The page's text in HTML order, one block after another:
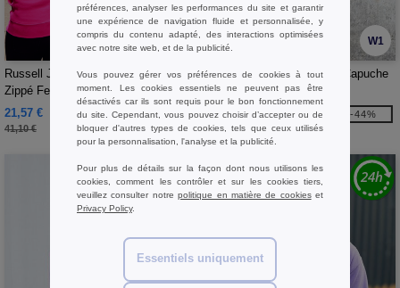
W1
Russell JZ66F - Sweat Capuche
Zippé Femme Authentique
21,57 €
41,10 €
-48%
W1
Pen Duick PK430 - Sweat Capuche
Grand Zip Homme
39,31 €
69,90 €
-44%
préférences, analyser les performances du site et garantir
une expérience de navigation fluide et personnalisée, y
compris du contenu adapté, des interactions optimisées
avec notre site web, et de la publicité.
Vous pouvez gérer vos préférences de cookies à tout
moment. Les cookies essentiels ne peuvent pas être
désactivés car ils sont requis pour le bon fonctionnement
du site. Cependant, vous pouvez choisir d’accepter ou de
bloquer d'autres types de cookies, tels que ceux utilisés
pour la personnalisation, l'analyse et la publicité.
Pour plus de détails sur la façon dont nous utilisons les
cookies, comment les contrôler et sur les cookies tiers,
veuillez consulter notrepolitique en matière de cookieset
Privacy Policy.
Essentiels uniquement